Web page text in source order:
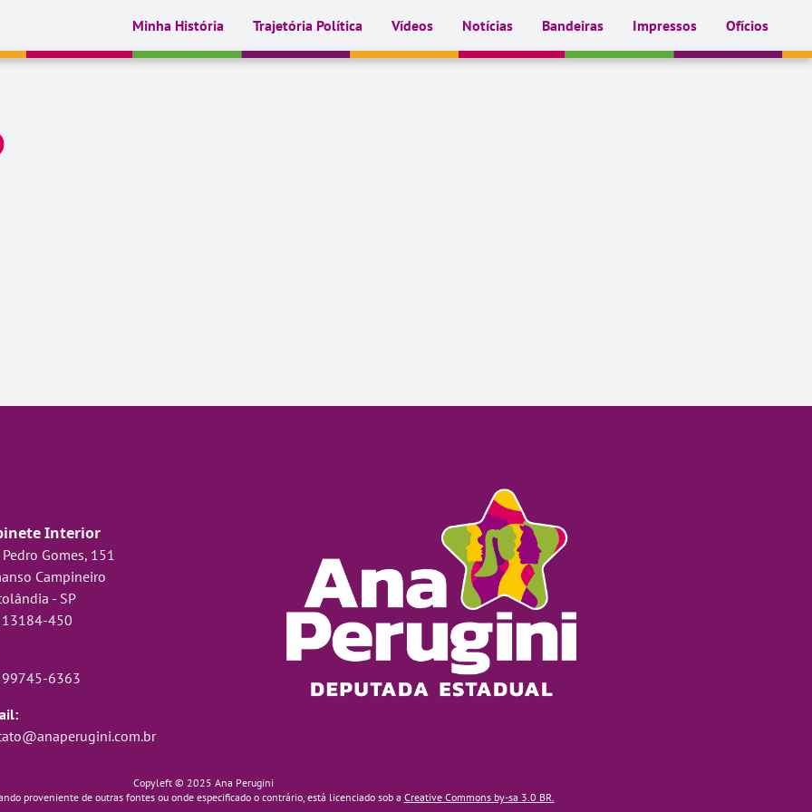
Minha História Trajetória Política Vídeos Notícias Bandeiras Impressos Ofícios
Interior
Gomes, 151
Campineiro
- SP
13184-450
99745-6363
Copyleft © 2025 Ana Perugini
proveniente de outras fontes ou onde especificado o contrário, está licenciado sob a Creative Commons by-sa 3.0 BR.